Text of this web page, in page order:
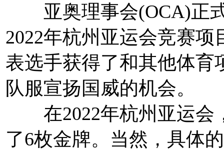
亚奥理事会(OCA)正
2022年杭州亚运会竞赛
表选手获得了和其他体育
队服宣扬国威的机会。
在2022年杭州亚运会
了6枚金牌。当然，具体